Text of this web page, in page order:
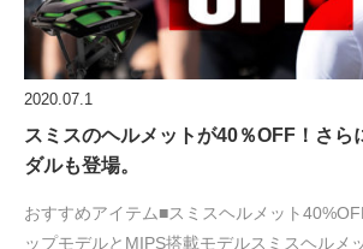
2020.07.1
スミスのヘルメットが40％OFF！さら
ダルも登場。
おすすめアイテム■スミスヘルメット
ップモデルとMIPS搭載モデルスミスヘルメ